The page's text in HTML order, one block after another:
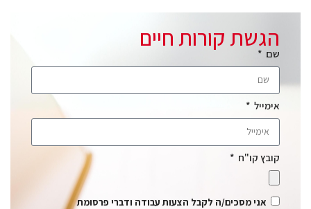
הגשת קורות חיים
שם
אימייל
קובץ קו"ח
אני מסכים/ה לקבל הצעות עבודה ודברי פרסומת